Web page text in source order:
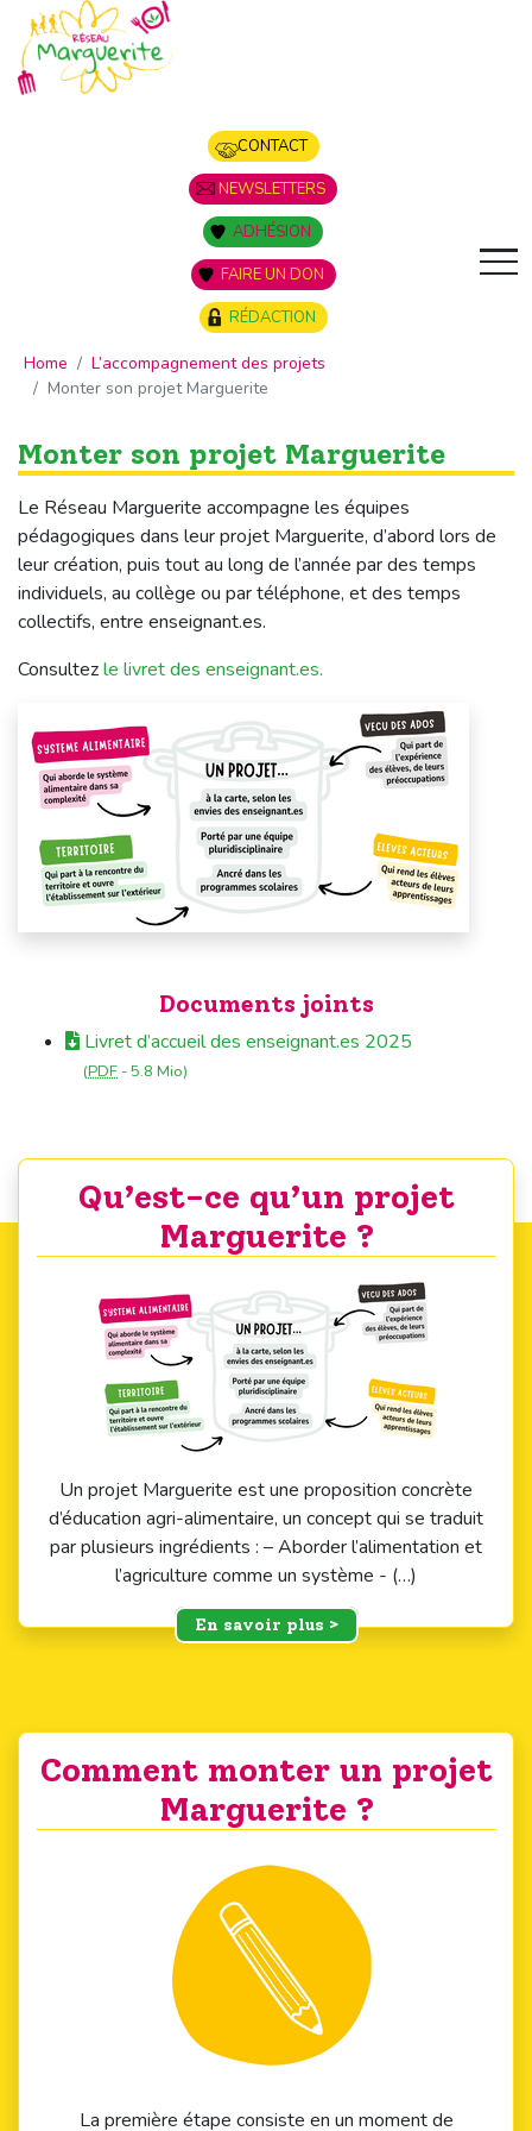
Panneau de gestion des cookies
CONTACT
NEWSLETTERS
ADHÉSION
FAIRE UN DON
RÉDACTION
Home
L’accompagnement des projets
Monter son projet Marguerite
Monter son projet Marguerite
Le Réseau Marguerite accompagne les équipes
pédagogiques dans leur projet Marguerite, d’abord lors de
leur création, puis tout au long de l’année par des temps
individuels, au collège ou par téléphone, et des temps
collectifs, entre enseignant.es.
Consultezle livret des enseignant.es.
Documents joints
Livret d’accueil des enseignant.es 2025
(PDF -5.8 Mio)
Qu’est-ce qu’un projet
Marguerite ?
Un projet Marguerite est une proposition concrète
d’éducation agri-alimentaire, un concept qui se traduit
par plusieurs ingrédients : – Aborder l’alimentation et
l’agriculture comme un système - (…)
En savoir plus >
Comment monter un projet
Marguerite ?
La première étape consiste en un moment de